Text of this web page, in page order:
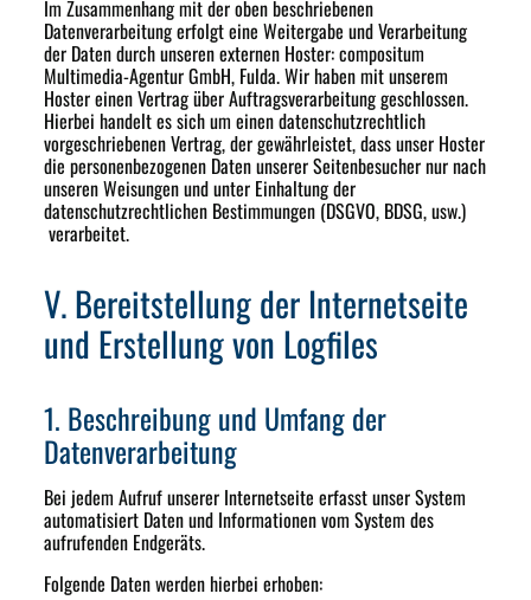
Im Zusammenhang mit der oben beschriebenen
Datenverarbeitung erfolgt eine Weitergabe und Verarbeitung
der Daten durch unseren externen Hoster: compositum
Multimedia-Agentur GmbH, Fulda. Wir haben mit unserem
Hoster einen Vertrag über Auftragsverarbeitung geschlossen.
Hierbei handelt es sich um einen datenschutzrechtlich
vorgeschriebenen Vertrag, der gewährleistet, dass unser Hoster
die personenbezogenen Daten unserer Seitenbesucher nur nach
unseren Weisungen und unter Einhaltung der
datenschutzrechtlichen Bestimmungen (DSGVO, BDSG, usw.)
verarbeitet.
V. Bereitstellung der Internetseite
und Erstellung von Logfiles
1. Beschreibung und Umfang der
Datenverarbeitung
Bei jedem Aufruf unserer Internetseite erfasst unser System
automatisiert Daten und Informationen vom System des
aufrufenden Endgeräts.
Folgende Daten werden hierbei erhoben: